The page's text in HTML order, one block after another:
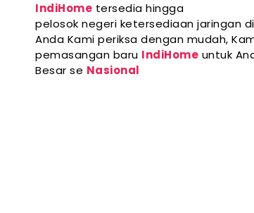
IndiHome tersedia hingga
pelosok negeri ketersediaan jaringan
Anda Kami periksa dengan mudah,
pemasangan baru IndiHome untuk
Besar se Nasional